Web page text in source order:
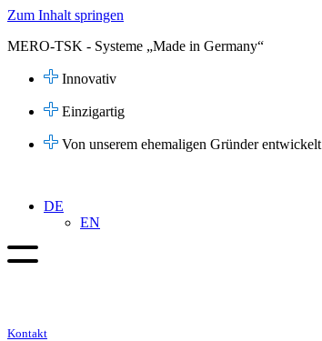
Zum Inhalt springen
MERO-TSK - Systeme „Made in Germany“
Innovativ
Einzigartig
Von unserem ehemaligen Gründer entwickelt
DE
EN
Kontakt